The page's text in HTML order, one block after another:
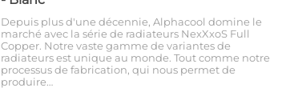
Depuis plus d'une décennie, Alphacool domine le
marché avec la série de radiateurs NexXxoS Full
Copper. Notre vaste gamme de variantes de
radiateurs est unique au monde. Tout comme notre
processus de fabrication, qui nous permet de
produire…